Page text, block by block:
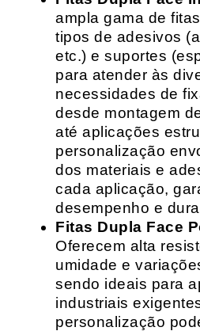
ampla gama de
tipos de adesivos
etc.) e suportes
para atender às
necessidades de
desde montagem
até aplicações
personalização
dos materiais e
cada aplicação,
desempenho e
Fitas Dupla Face
Oferecem alta
umidade e
sendo ideais para
industriais
personalização